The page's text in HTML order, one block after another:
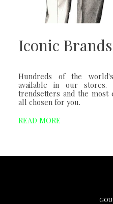
Iconic Brands
Hundreds of the
available in our
trendsetters and the most
all chosen for you.
READ MORE